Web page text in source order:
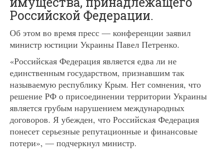
Российской Федерации.
Об этом во время пресс — конференции заявил
министр юстиции Украины Павел Петренко.
«Российская Федерация является едва ли не
единственным государством, признавшим так
называемую республику Крым. Нет сомнения, что
решение РФ о присоединении территории Украины
является грубым нарушением международных
договоров. Я убежден, что Российская Федерация
понесет серьезные репутационные и финансовые
потери», — подчеркнул министр.